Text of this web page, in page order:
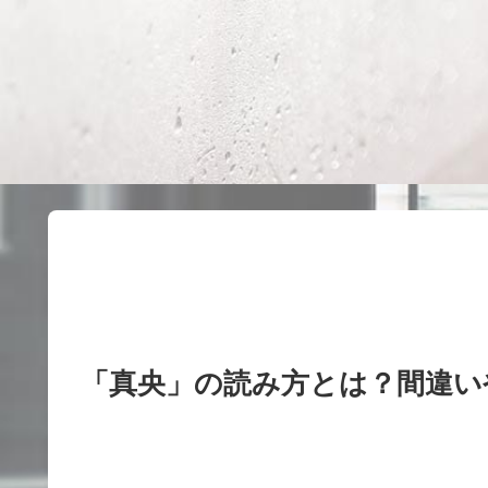
「真央」の読み方とは？間違